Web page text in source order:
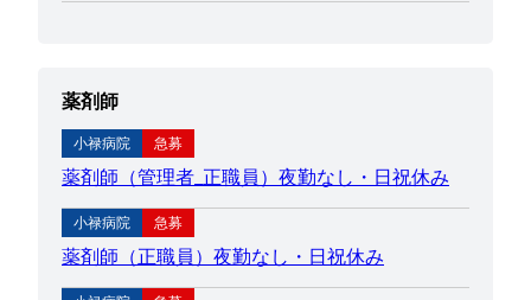
薬剤師
小禄病院 急募
薬剤師（管理者_正職員）夜勤なし・日祝休み
小禄病院 急募
薬剤師（正職員）夜勤なし・日祝休み